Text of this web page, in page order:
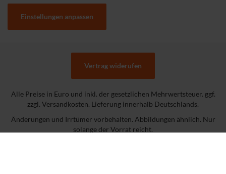
Einstellungen anpassen
Vertrag widerufen
Alle Preise in Euro und inkl. der gesetzlichen Mehrwertsteuer. ggf.
zzgl. Versandkosten. Lieferung innerhalb Deutschlands.
Änderungen und Irrtümer vorbehalten. Abbildungen ähnlich. Nur
solange der Vorrat reicht.